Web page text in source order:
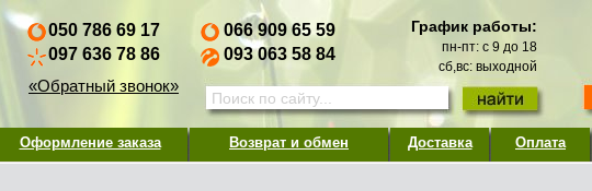
050 786 69 17
097 636 78 86
«Обратный звонок»
066 909 65 59
093 063 58 84
График работы:
пн-пт: с 9 до 18
сб,вс: выходной
Оформление заказа Возврат и обмен Доставка Оплата